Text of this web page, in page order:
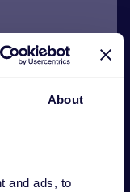
About
and ads, to